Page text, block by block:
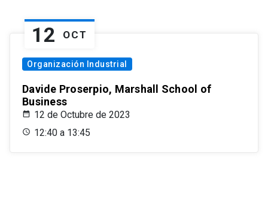
12 OCT
Organización Industrial
Davide Proserpio, Marshall School of
Business
12 de Octubre de 2023
12:40 a 13:45